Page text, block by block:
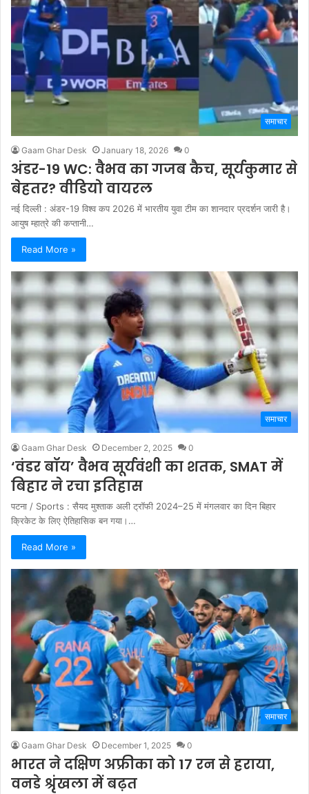
समाचार
Gaam Ghar Desk January 18, 2026 0
अंडर-19 WC: वैभव का गजब कैच, सूर्यकुमार से
बेहतर? वीडियो वायरल
नई दिल्ली : अंडर-19 विश्व कप 2026 में भारतीय युवा टीम का शानदार प्रदर्शन जारी है।
आयुष म्हात्रे की कप्तानी…
Read More »
समाचार
Gaam Ghar Desk December 2, 2025 0
‘वंडर बॉय’ वैभव सूर्यवंशी का शतक, SMAT में
बिहार ने रचा इतिहास
पटना / Sports : सैयद मुश्ताक अली ट्रॉफी 2024–25 में मंगलवार का दिन बिहार
क्रिकेट के लिए ऐतिहासिक बन गया।…
Read More »
समाचार
Gaam Ghar Desk December 1, 2025 0
भारत ने दक्षिण अफ्रीका को 17 रन से हराया,
वनडे श्रृंखला में बढ़त